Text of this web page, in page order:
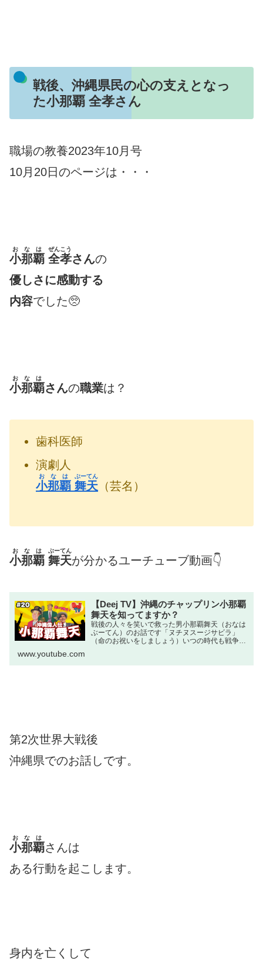
戦後、沖縄県民の心の支えとなっ
た小那覇 全孝さん
職場の教養2023年10月号
10月20日のページは・・・
小那覇
おなは
全孝
ぜんこう
さんの
優しさに感動する
内容でした🥺
小那覇
おなは
さんの職業は？
歯科医師
演劇人
小那覇
おなは
舞天
ぶーてん
（芸名）
小那覇
おなは
舞天
ぶーてん
が分かるユーチューブ動画👇
【Deej TV】沖縄のチャップリン小那覇
舞天を知ってますか？
戦後の人々を笑いで救った男小那覇舞天（おなは
ぶーてん）のお話です「ヌチヌスージサビラ」
（命のお祝いをしましょう）いつの時代も戦争・
すね！OP 「RYUK...
www.youtube.com
第2次世界大戦後
沖縄県でのお話しです。
小那覇
おなは
さんは
ある行動を起こします。
身内を亡くして